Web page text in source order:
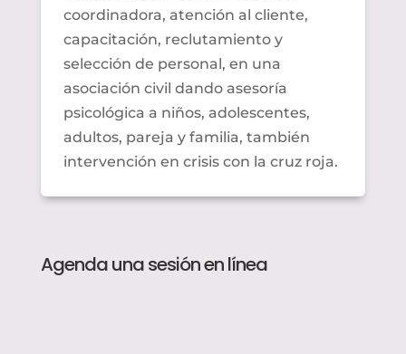
coordinadora, atención al cliente,
capacitación, reclutamiento y
selección de personal, en una
asociación civil dando asesoría
psicológica a niños, adolescentes,
adultos, pareja y familia, también
intervención en crisis con la cruz roja.
Agenda una sesión en línea